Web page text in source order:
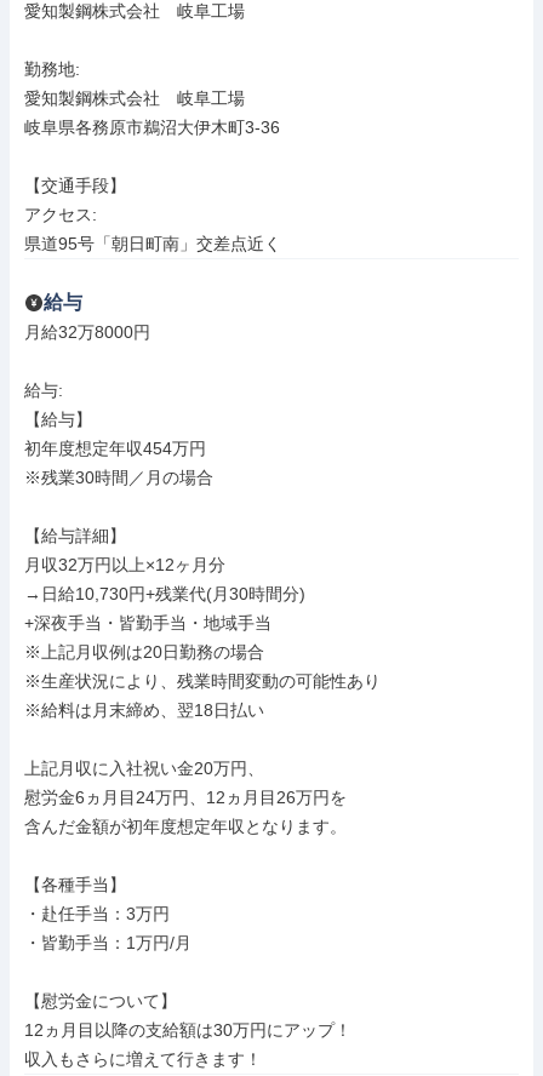
愛知製鋼株式会社　岐阜工場
勤務地:
愛知製鋼株式会社　岐阜工場
岐阜県各務原市鵜沼大伊木町3-36
【交通手段】
アクセス:
県道95号「朝日町南」交差点近く
給与
月給32万8000円
給与:
【給与】
初年度想定年収454万円
※残業30時間／月の場合
【給与詳細】
月収32万円以上×12ヶ月分
→日給10,730円+残業代(月30時間分)
+深夜手当・皆勤手当・地域手当
※上記月収例は20日勤務の場合
※生産状況により、残業時間変動の可能性あり
※給料は月末締め、翌18日払い
上記月収に入社祝い金20万円、
慰労金6ヵ月目24万円、12ヵ月目26万円を
含んだ金額が初年度想定年収となります。
【各種手当】
・赴任手当：3万円
・皆勤手当：1万円/月
【慰労金について】
12ヵ月目以降の支給額は30万円にアップ！
収入もさらに増えて行きます！